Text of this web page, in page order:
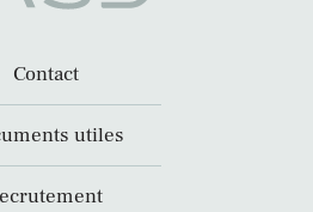
Contact
utiles